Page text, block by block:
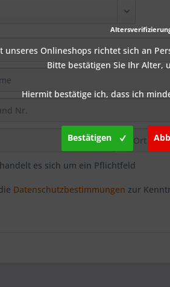
es sich um ein Pflichtfeld
Datenschutzbestimmungen zur
unseres Onlineshops richtet sich an
Bitte bestätigen Sie Ihr Alter,
Hiermit bestätige ich, dass ich
Bestätigen